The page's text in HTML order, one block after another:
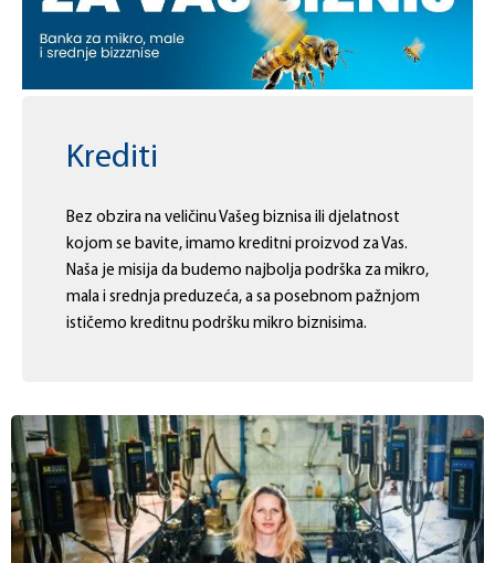
Krediti
Bez obzira na veličinu Vašeg biznisa ili djelatnost
kojom se bavite, imamo kreditni proizvod za Vas.
Naša je misija da budemo najbolja podrška za mikro,
mala i srednja preduzeća, a sa posebnom pažnjom
ističemo kreditnu podršku mikro biznisima.